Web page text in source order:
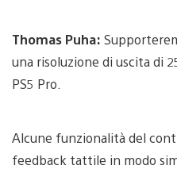
Thomas Puha:
una risoluzione di uscita di
PS5 Pro.
Alcune funzionalità del
feedback tattile in modo